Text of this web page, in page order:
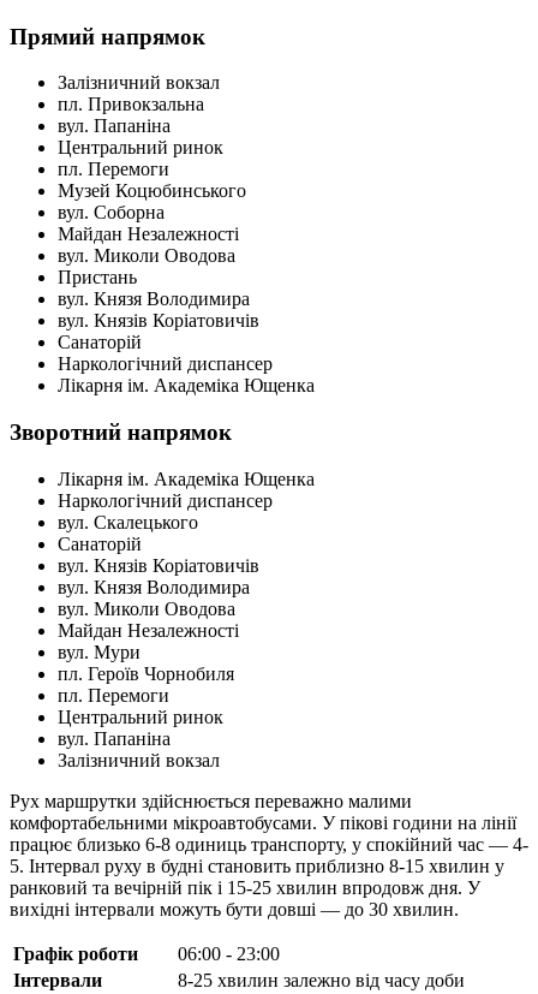
Прямий напрямок
Залізничний вокзал
пл. Привокзальна
вул. Папаніна
Центральний ринок
пл. Перемоги
Музей Коцюбинського
вул. Соборна
Майдан Незалежності
вул. Миколи Оводова
Пристань
вул. Князя Володимира
вул. Князів Коріатовичів
Санаторій
Наркологічний диспансер
Лікарня ім. Академіка Ющенка
Зворотний напрямок
Лікарня ім. Академіка Ющенка
Наркологічний диспансер
вул. Скалецького
Санаторій
вул. Князів Коріатовичів
вул. Князя Володимира
вул. Миколи Оводова
Майдан Незалежності
вул. Мури
пл. Героїв Чорнобиля
пл. Перемоги
Центральний ринок
вул. Папаніна
Залізничний вокзал
Рух маршрутки здійснюється переважно малими
комфортабельними мікроавтобусами. У пікові години на лінії
працює близько 6-8 одиниць транспорту, у спокійний час — 4-
5. Інтервал руху в будні становить приблизно 8-15 хвилин у
ранковий та вечірній пік і 15-25 хвилин впродовж дня. У
вихідні інтервали можуть бути довші — до 30 хвилин.
Графік роботи
06:00 - 23:00
Інтервали
8-25 хвилин залежно від часу доби